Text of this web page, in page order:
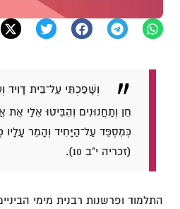
וְשָׁפַכְתִּי עַל־בֵּית דָּוִיד
חֵן וְתַחֲנוּנִים וְהִבִּיטוּ אֵלַי אֵת
כְּמִסְפֵּד עַל־הַיָּחִיד וְהָמֵר עָלָיו
(זכריה י"ב 10).
התלמוד ופרשנות רבנית מימי